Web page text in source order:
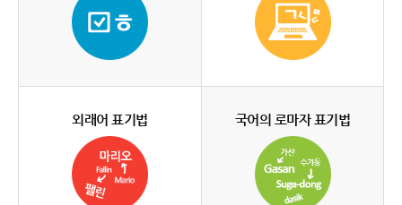
외래어 표기법 국어의 로마자 표기법